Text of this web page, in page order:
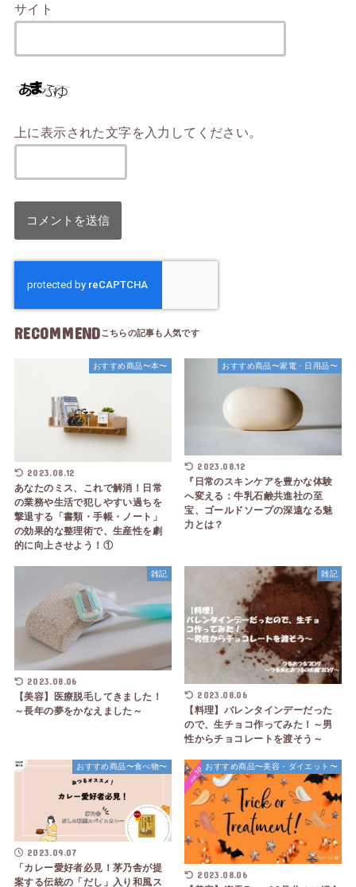
サイト
上に表示された文字を入力してください。
RECOMMEND
おすすめ商品〜本〜
2023.08.12
あなたのミス、これで解消！日常
の業務や生活で犯しやすい過ちを
撃退する「書類・手帳・ノート」
の効果的な整理術で、生産性を劇
的に向上させよう！①
おすすめ商品〜家電・日用品〜
2023.08.12
『日常のスキンケアを豊かな体験
へ変える：牛乳石鹸共進社の至
宝、ゴールドソープの深遠なる魅
力とは？
雑記
2023.08.06
【美容】医療脱毛してきました！
～長年の夢をかなえました～
雑記
2023.08.06
【料理】バレンタインデーだった
ので、生チョコ作ってみた！～男
性からチョコレートを渡そう～
おすすめ商品〜食べ物〜
2023.09.07
「カレー愛好者必見！茅乃舎が提
案する伝統の「だし」入り和風ス
おすすめ商品〜美容・ダイエット〜
2023.08.06